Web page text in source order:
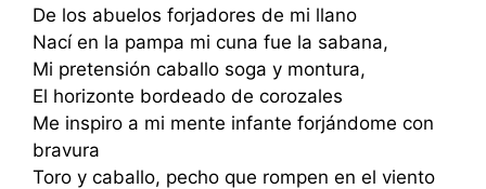
De los abuelos forjadores de mi llano
Nací en la pampa mi cuna fue la sabana,
Mi pretensión caballo soga y montura,
El horizonte bordeado de corozales
Me inspiro a mi mente infante forjándome con
bravura
Toro y caballo, pecho que rompen en el viento